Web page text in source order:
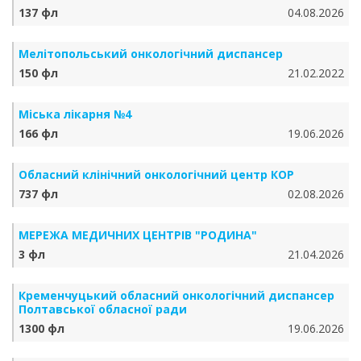
137 фл
04.08.2026
Мелітопольський онкологічний диспансер
150 фл
21.02.2022
Міська лікарня №4
166 фл
19.06.2026
Обласний клінічний онкологічний центр КОР
737 фл
02.08.2026
МЕРЕЖА МЕДИЧНИХ ЦЕНТРІВ "РОДИНА"
3 фл
21.04.2026
Кременчуцький обласний онкологічний диспансер
Полтавської обласної ради
1300 фл
19.06.2026